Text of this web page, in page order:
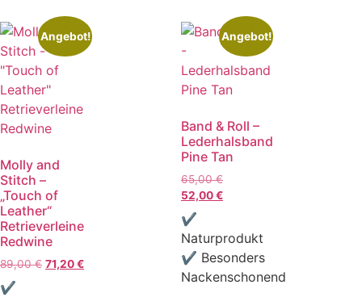
Angebot!
Molly and
Stitch –
„Touch of
Leather“
Retrieverleine
Redwine
89,00€ 71,20€
✔
Angebot!
Band & Roll –
Lederhalsband
Pine Tan
65,00€
52,00€
✔
Naturprodukt
✔ Besonders
Nackenschonend